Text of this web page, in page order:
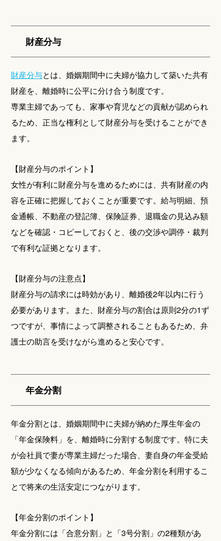
財産分与
財産分与とは、婚姻期間中に夫婦が協力して築いた共有
財産を、離婚時に公平に分け合う制度です。
専業主婦であっても、家事や育児などの貢献が認められ
るため、正当な権利として財産分与を受けることができ
ます。
【財産分与のポイント】
女性が有利に財産分与を進めるためには、共有財産の内
容を正確に把握しておくことが重要です。給与明細、預
金通帳、不動産の登記簿、保険証券、退職金の見込み額
などを確認・コピーしておくと、後の交渉や調停・裁判
で有利な証拠となります。
【財産分与の注意点】
財産分与の請求には時効があり、離婚後2年以内に行う
必要があります。また、財産分与の割合は原則2分の1ず
つですが、事情によって調整されることもあるため、弁
護士の助言を受けながら進めると安心です。
年金分割
年金分割とは、婚姻期間中に夫婦が納めた厚生年金の
「年金保険料」を、離婚時に分割する制度です。特に夫
が会社員で妻が専業主婦だった場合、妻自身の年金受給
額が少なくなる傾向があるため、年金分割を利用するこ
とで将来の生活安定につながります。
【年金分割のポイント】
年金分割には「合意分割」と「3号分割」の2種類があ